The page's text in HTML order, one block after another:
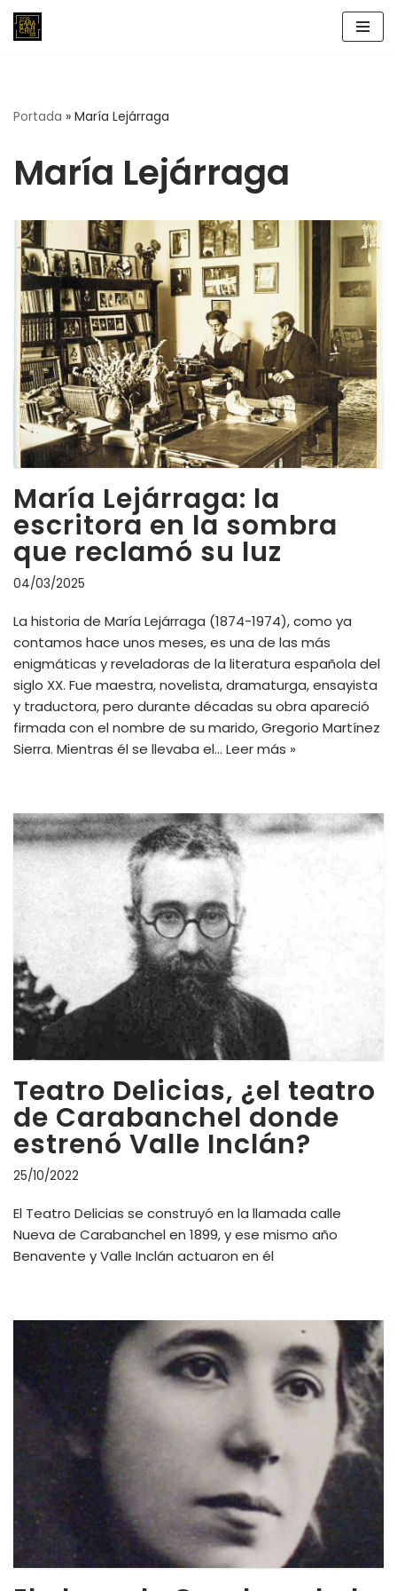
Portada » María Lejárraga
María Lejárraga
María Lejárraga: la
escritora en la sombra
que reclamó su luz
04/03/2025
La historia de María Lejárraga (1874-1974), como ya
contamos hace unos meses, es una de las más
enigmáticas y reveladoras de la literatura española del
siglo XX. Fue maestra, novelista, dramaturga, ensayista
y traductora, pero durante décadas su obra apareció
firmada con el nombre de su marido, Gregorio Martínez
Sierra. Mientras él se llevaba el… Leer más »
Teatro Delicias, ¿el teatro
de Carabanchel donde
estrenó Valle Inclán?
25/10/2022
El Teatro Delicias se construyó en la llamada calle
Nueva de Carabanchel en 1899, y ese mismo año
Benavente y Valle Inclán actuaron en él